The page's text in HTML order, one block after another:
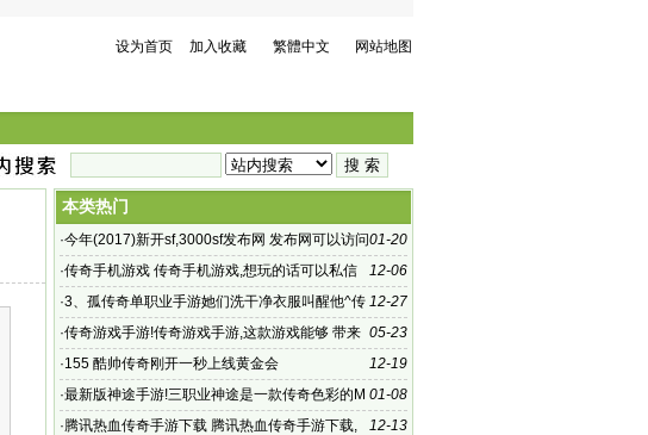
设为首页 加入收藏 繁體中文 网站地图
本类热门
01-20
·今年(2017)新开sf,3000sf发布网 发布网可以访问
了吗?
12-06
·传奇手机游戏 传奇手机游戏,想玩的话可以私信
小编或者在评论区评论哦~
12-27
·3、孤传奇单职业手游她们洗干净衣服叫醒他^传
奇手游
05-23
·传奇游戏手游!传奇游戏手游,这款游戏能够 带来
玩家不一样的传
12-19
·155 酷帅传奇刚开一秒上线黄金会
01-08
·最新版神途手游!三职业神途是一款传奇色彩的M
MORPG手游
12-13
·腾讯热血传奇手游下载 腾讯热血传奇手游下载,